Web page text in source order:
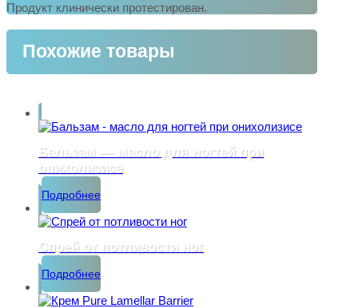
Продукт клинически протестирован.
Похожие товары
Бальзам — масло для ногтей при
онихолизисе
Подробнее
Спрей от потливости ног
Подробнее